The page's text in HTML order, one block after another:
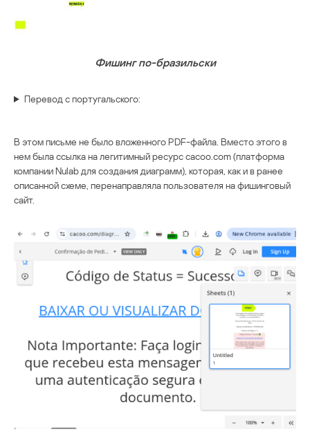
Фишинг по-бразильски
Перевод с португальского:
В этом письме не было вложенного PDF-файла. Вместо этого в
нем была ссылка на легитимный ресурс cacoo.com (платформа
компании Nulab для создания диаграмм), которая, как и в ранее
описанной схеме, перенаправляла пользователя на фишинговый
сайт.